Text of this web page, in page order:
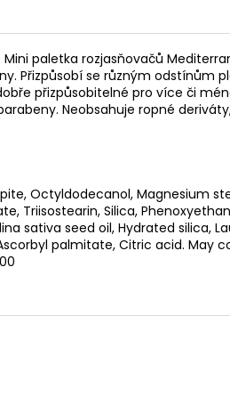
- Mini paletka rozjasňovačů
Přizpůsobí se různým odstínům
přizpůsobitelné pro více či
Neobsahuje ropné
Octyldodecanol, Magnesium
Triisostearin, Silica,
sativa seed oil, Hydrated silica,
palmitate, Citric acid. May